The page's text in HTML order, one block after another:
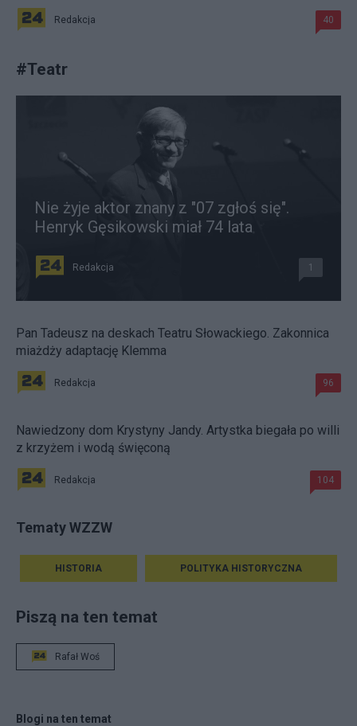
Redakcja 40
#Teatr
Nie żyje aktor znany z "07 zgłoś się".
Henryk Gęsikowski miał 74 lata
Redakcja 1
Pan Tadeusz na deskach Teatru Słowackiego. Zakonnica
miażdży adaptację Klemma
Redakcja 96
Nawiedzony dom Krystyny Jandy. Artystka biegała po willi
z krzyżem i wodą święconą
Redakcja 104
Tematy WZZW
HISTORIA POLITYKA HISTORYCZNA
Piszą na ten temat
Rafał Woś
Blogi na ten temat